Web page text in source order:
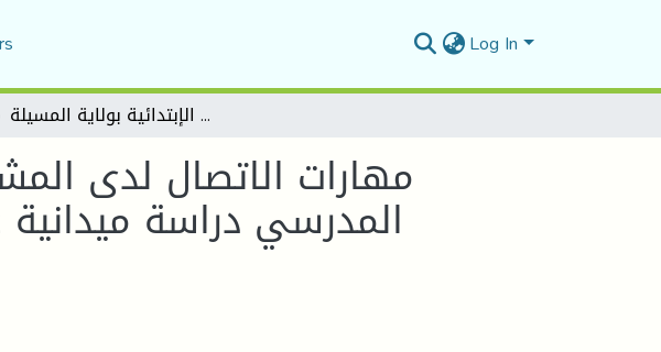
Log In
مهارات الاتصال لدى المشرف التربوي وعلاقتها بالفاعلين في الوسط المدرسي دراسة ميدانية على عينة من المشرفين التربويين بالمدارس الإبتدائية بولاية المسيلة
مهارات الاتصال لدى
المدرسي دراسة